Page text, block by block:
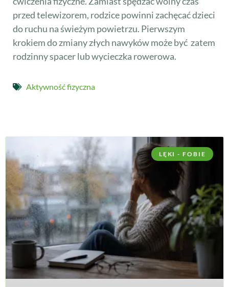
przed telewizorem, rodzice powinni zachęcać dzieci
do ruchu na świeżym powietrzu. Pierwszym
krokiem do zmiany złych nawyków może być zatem
rodzinny spacer lub wycieczka rowerowa.
Aktywność fizyczna
LĘKI - FOBIE